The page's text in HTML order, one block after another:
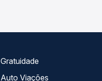
Gratuidade
Auto Viações